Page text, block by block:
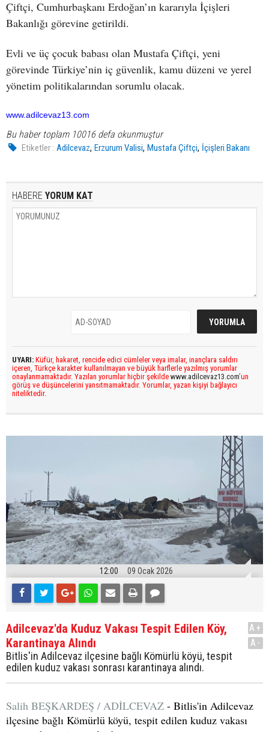
Çiftçi, Cumhurbaşkanı Erdoğan’ın kararıyla İçişleri
Bakanlığı görevine getirildi.
Evli ve üç çocuk babası olan Mustafa Çiftçi, yeni
görevinde Türkiye’nin iç güvenlik, kamu düzeni ve yerel
yönetim politikalarından sorumlu olacak.
www.adilcevaz13.com
Bu haber toplam 10016 defa okunmuştur
Etiketler : Adilcevaz,Erzurum Valisi,Mustafa Çiftçi, İçişleri Bakanı
HABERE YORUM KAT
UYARI: Küfür, hakaret, rencide edici cümleler veya imalar, inançlara saldırı
içeren, Türkçe karakter kullanılmayan ve büyük harflerle yazılmış yorumlar
onaylanmamaktadır. Yazılan yorumlar hiçbir şekilde www.adilcevaz13.com’un
görüş ve düşüncelerini yansıtmamaktadır. Yorumlar, yazan kişiyi bağlayıcı
niteliktedir.
12:00 09 Ocak 2026
Adilcevaz'da Kuduz Vakası Tespit Edilen Köy,
Karantinaya Alındı
Bitlis'in Adilcevaz ilçesine bağlı Kömürlü köyü, tespit
edilen kuduz vakası sonrası karantinaya alındı.
A+
A-
Salih BEŞKARDEŞ / ADİLCEVAZ - Bitlis'in Adilcevaz
ilçesine bağlı Kömürlü köyü, tespit edilen kuduz vakası